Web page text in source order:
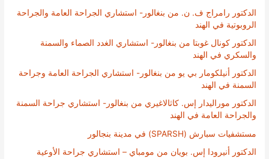
الدكتور رامراج ف. ن. من بنغالور- استشاري الجراحة العامة والجراحة
الروبوتية في الهند
الدكتور كونال غوبتا من بنغالور- استشاري الغدد الصماء والسمنة
والسكري في الهند
الدكتور أنيلكومار بي يو من بنغالور- استشاري الجراحة العامة وجراحة
السمنة في الهند
الدكتور موراليدار إس. كاثالاغيري من بنغالور- استشاري جراحة السمنة
والجراحة العامة في الهند
مستشفيات سبارش (SPARSH) في مدينة بنجالور
الدكتور أنيرودا إس. بويان من مومباي – استشاري جراحة الأوعية